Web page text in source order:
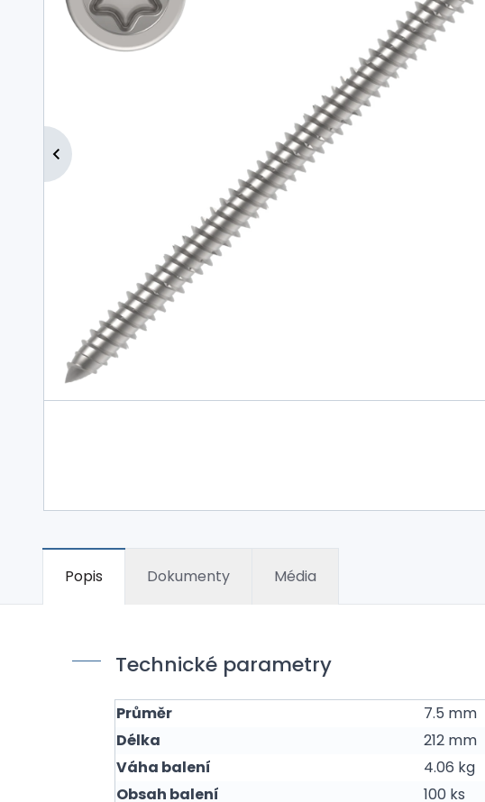
Popis Dokumenty Média
Technické parametry
Průměr
7.5 mm
Délka
212 mm
Váha balení
4.06 kg
Obsah balení
100 ks